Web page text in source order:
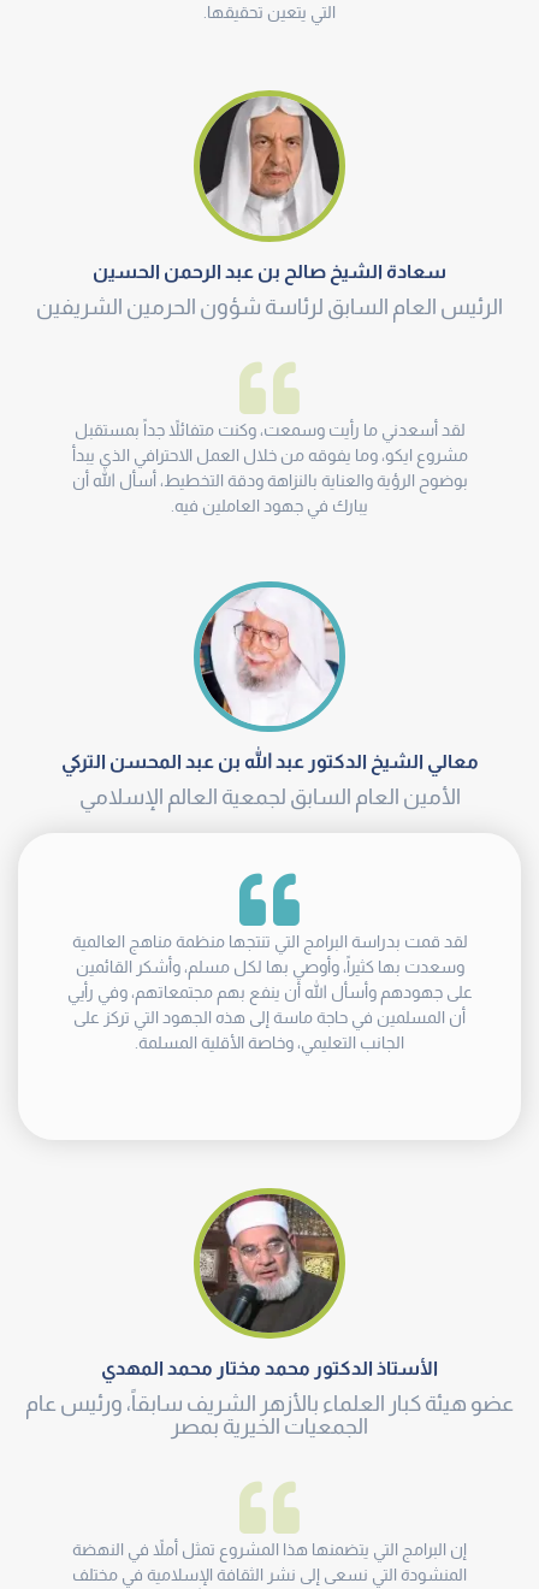
التي يتعين تحقيقها.
سعادة الشيخ صالح بن عبد الرحمن الحسين
الرئيس العام السابق لرئاسة شؤون الحرمين الشريفين
لقد أسعدني ما رأيت وسمعت، وكنت متفائلاً جداً بمستقبل
مشروع ايكو، وما يفوقه من خلال العمل الاحترافي الذي يبدأ
بوضوح الرؤية والعناية بالنزاهة ودقة التخطيط، أسأل الله أن
يبارك في جهود العاملين فيه.
معالي الشيخ الدكتور عبد الله بن عبد المحسن التركي
الأمين العام السابق لجمعية العالم الإسلامي
لقد قمت بدراسة البرامج التي تنتجها منظمة مناهج العالمية
وسعدت بها كثيراً، وأوصي بها لكل مسلم، وأشكر القائمين
على جهودهم وأسأل الله أن ينفع بهم مجتمعاتهم، وفي رأيي
أن المسلمين في حاجة ماسة إلى هذه الجهود التي تركز على
الجانب التعليمي، وخاصة الأقلية المسلمة.
الأستاذ الدكتور محمد مختار محمد المهدي
عضو هيئة كبار العلماء بالأزهر الشريف سابقاً، ورئيس عام
الجمعيات الخيرية بمصر
إن البرامج التي يتضمنها هذا المشروع تمثل أملاً في النهضة
المنشودة التي نسعى إلى نشر الثقافة الإسلامية في مختلف